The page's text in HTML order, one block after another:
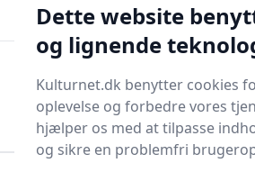
97 kategorier 👍Kun godkendte
Start søgning
Start søgning
Dette website
og lignende
Kulturnet.dk benytter cookies
oplevelse og forbedre vores
hjælper os med at tilpasse
og sikre en problemfri